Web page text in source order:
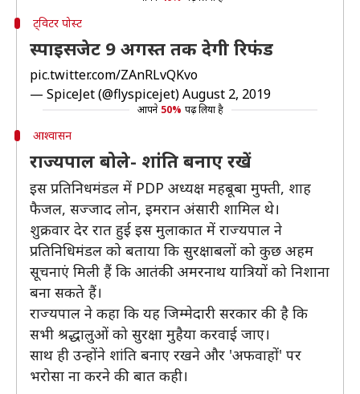
ट्विटर पोस्ट
स्पाइसजेट 9 अगस्त तक देगी रिफंड
pic.twitter.com/ZAnRLvQKvo
— SpiceJet (@flyspicejet)August 2, 2019
आपने 50% पढ़ लिया है
आश्वासन
राज्यपाल बोले- शांति बनाए रखें
इस प्रतिनिधमंडल में PDP अध्यक्ष महबूबा मुफ्ती, शाह
फैजल, सज्जाद लोन, इमरान अंसारी शामिल थे।
शुक्रवार देर रात हुई इस मुलाकात में राज्यपाल ने
प्रतिनिधिमंडल को बताया कि सुरक्षाबलों को कुछ अहम
सूचनाएं मिली हैं कि आतंकी अमरनाथ यात्रियों को निशाना
बना सकते हैं।
राज्यपाल ने कहा कि यह जिम्मेदारी सरकार की है कि
सभी श्रद्धालुओं को सुरक्षा मुहैया करवाई जाए।
साथ ही उन्होंने शांति बनाए रखने और 'अफवाहों' पर
भरोसा ना करने की बात कही।